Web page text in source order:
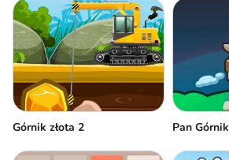
Górnik złota 2 Pan Górnik